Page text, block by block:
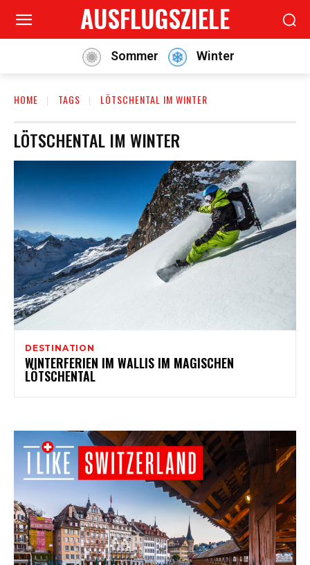
AUSFLUGSZIELE
Sommer Winter
HOME TAGS LÖTSCHENTAL IM WINTER
LÖTSCHENTAL IM WINTER
DESTINATION
WINTERFERIEN IM WALLIS IM MAGISCHEN
LÖTSCHENTAL